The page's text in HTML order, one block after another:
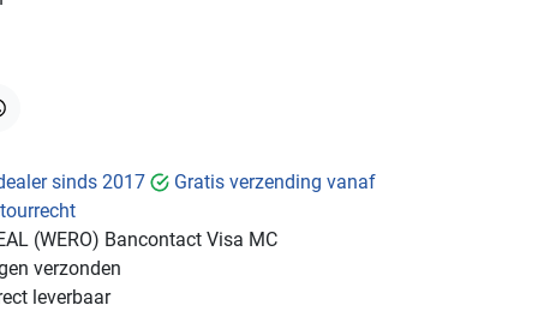
sinds 2017
Gratis verzending vanaf
(WERO) Bancontact Visa MC
verzonden
leverbaar